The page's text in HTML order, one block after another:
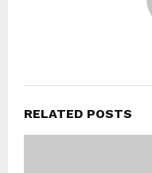
RELATED POSTS